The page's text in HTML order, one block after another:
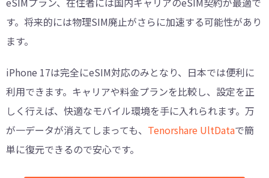
す。将来的には物理SIM廃止がさらに加速する可能性があり
ます。
iPhone 17は完全にeSIM対応のみとなり、日本では便利に
利用できます。キャリアや料金プランを比較し、設定を正
しく行えば、快適なモバイル環境を手に入れられます。万
が一データが消えてしまっても、 Tenorshare UltDataで簡
単に復元できるので安心です。